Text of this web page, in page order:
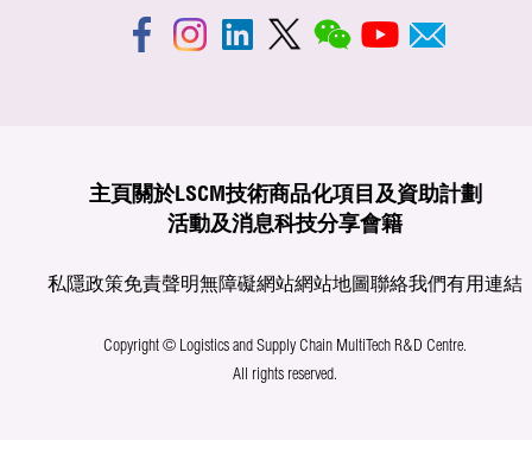
主頁 關於LSCM技術商品化項目及資助計劃
活動及消息科技分享會籍
私隱政策免責聲明無障礙網站網站地圖聯絡我們有用連結
Copyright © Logistics and Supply Chain MultiTech R&D Centre.
All rights reserved.